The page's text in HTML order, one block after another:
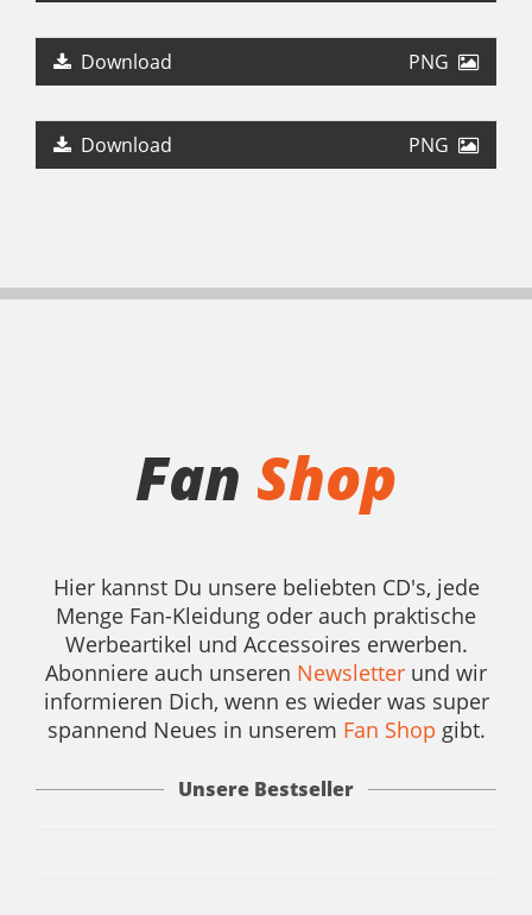
Download PNG
Download PNG
Fan Shop
Hier kannst Du unsere beliebten CD's, jede
Menge Fan-Kleidung oder auch praktische
Werbeartikel und Accessoires erwerben.
Abonniere auch unseren Newsletter und wir
informieren Dich, wenn es wieder was super
spannend Neues in unserem Fan Shop gibt.
Unsere Bestseller
CD
Wolpertinger BUAM
san mir
Ansehen
Helle Freude
Tasse